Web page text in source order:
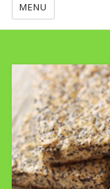
MENU